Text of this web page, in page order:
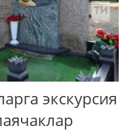
экскурсия